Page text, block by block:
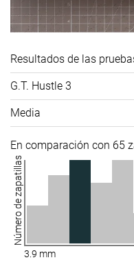
Resultados de las
G.T. Hustle 3
Media
En comparación con 65
Número de zapatillas
3.9 mm